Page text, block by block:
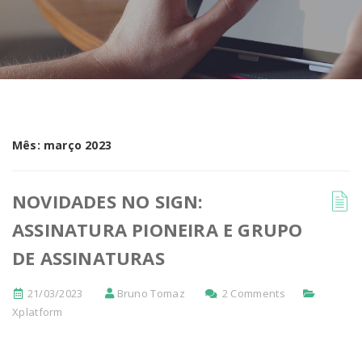
Mês: março 2023
NOVIDADES NO SIGN:
ASSINATURA PIONEIRA E GRUPO
DE ASSINATURAS
21/03/2023 Bruno Tomaz
2 Comments
Xplatform